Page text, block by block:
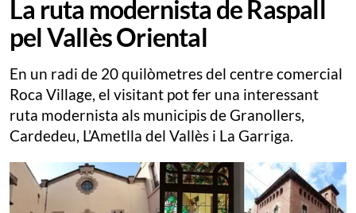
La ruta modernista de Raspall
pel Vallès Oriental
En un radi de 20 quilòmetres del centre comercial
Roca Village, el visitant pot fer una interessant
ruta modernista als municipis de Granollers,
Cardedeu, L’Ametlla del Vallès i La Garriga.